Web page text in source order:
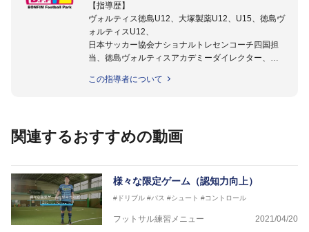
【指導歴】
ヴォルティス徳島U12、大塚製薬U12、U15、徳島ヴ
ォルティスU12、
日本サッカー協会ナショナルトレセンコーチ四国担
当、徳島ヴォルティスアカデミーダイレクター、
日本サッカー協会公認B級養成講習会インストラクタ
協会公認キッズリーダーチーフインストラクター
【指導歴】
FリーグU23選抜監督、ミャンマー女子フットサル代
表監督
日本サッカー協会フットサルインストラクター、AFC
（アジアサッカー連盟）フットサルインストラクター
この指導者について
関連するおすすめの動画
様々な限定ゲーム（認知力向上）
#ドリブル #パス #シュート #コントロール
フットサル練習メニュー 2021/04/20